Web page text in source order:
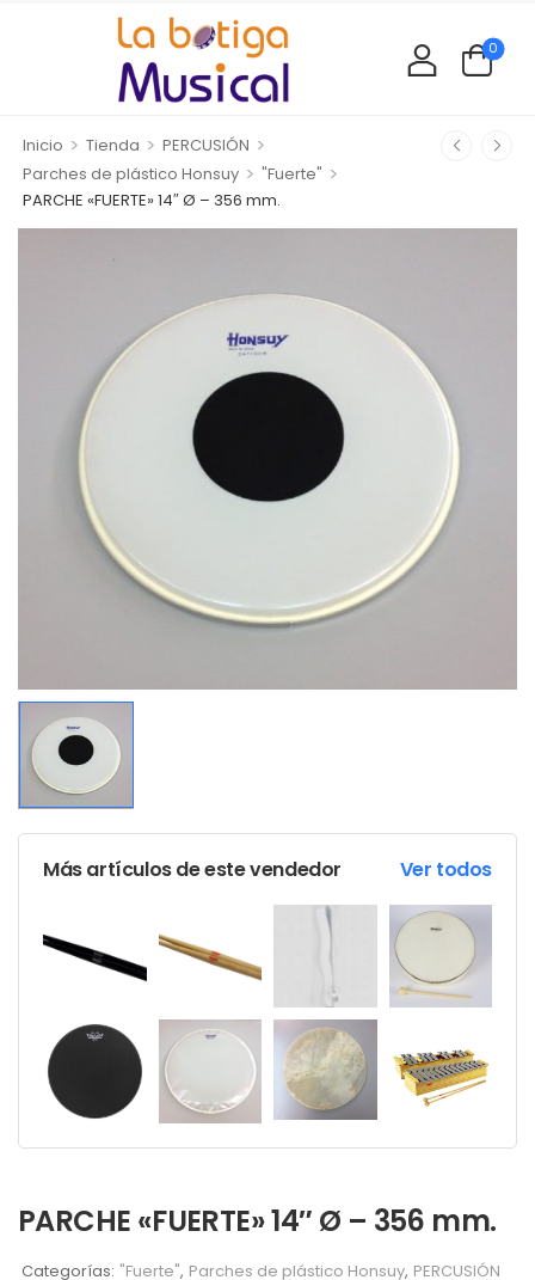
0
Inicio > Tienda > PERCUSIÓN >
Parches de plástico Honsuy > "Fuerte" >
PARCHE «FUERTE» 14″ Ø – 356 mm.
Más artículos de este vendedor Ver todos
PARCHE «FUERTE» 14″ Ø – 356 mm.
Categorías: "Fuerte", Parches de plástico Honsuy, PERCUSIÓN